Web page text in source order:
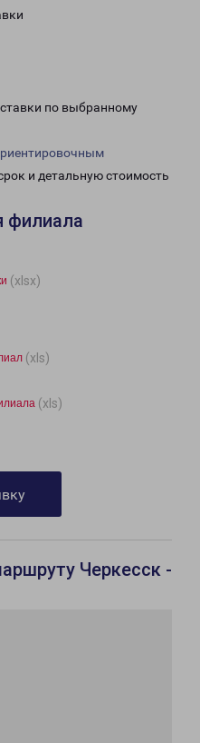
по выбранному
и детальную стоимость
филиала
(xlsx)
(xls)
(xls)
Черкесск -